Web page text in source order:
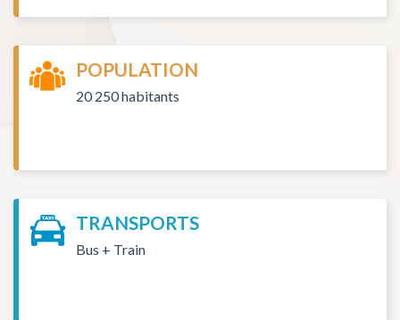
POPULATION
20 250 habitants
TRANSPORTS
Bus + Train